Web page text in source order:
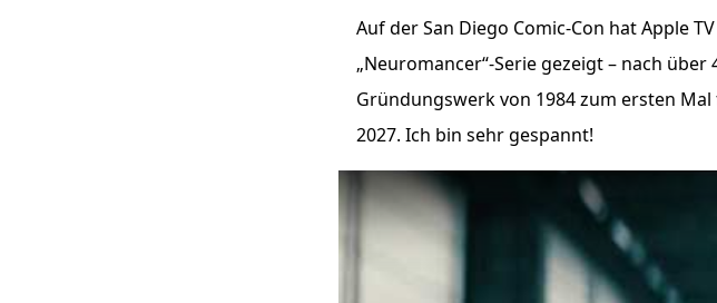
Auf der San Diego Comic-Con hat Apple
„Neuromancer“-Serie gezeigt – nach
Gründungswerk von 1984 zum ersten
2027. Ich bin sehr gespannt!
„Neuromancer — Official Teaser | Apple TV“